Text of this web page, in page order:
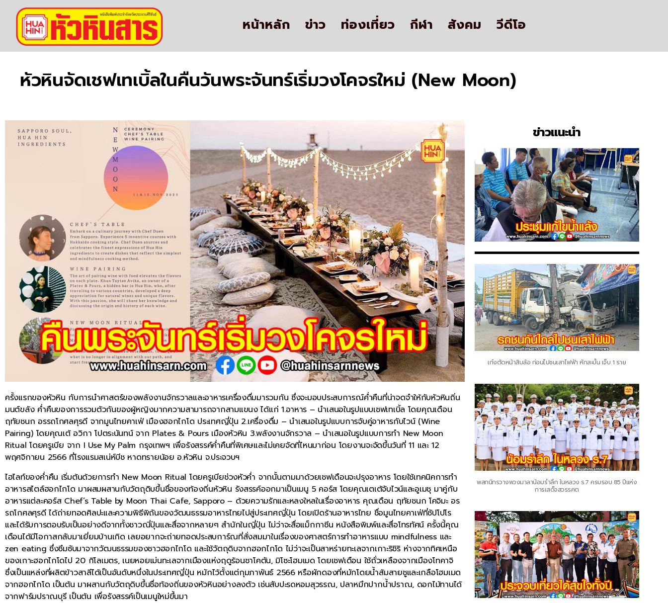
หน้าหลัก ข่าว ท่องเที่ยว กีฬา สังคม วีดีโอ
หัวหินจัดเชฟเทเบิ้ลในคืนวันพระจันทร์เริ่มวงโคจรใหม่ (New Moon)
ครั้งแรกของหัวหิน กับการนำศาสตร์ของพลังงานจักรวาลและอาหารเครื่องดื่มมารวมกัน ซึ่งจะมอบประสบการณ์ค่ำคืนที่น่าจดจำให้กับหัวหินถิ่น
มนต์ขลัง ค่ำคืนของการรวมตัวกันของผู้หญิงมากความสามารถจากสามแขนง ได้แก่ 1.อาหาร – นำเสนอในรูปแบบเชฟเทเบิ้ล โดยคุณเดือน
ฤทัยชนก อรรถโกศลศุรดี จากมูนไทยคาเฟ่ เมืองฮอกไกโด ประเทศญี่ปุ่น 2.เครื่องดื่ม – นำเสนอในรูปแบบการจับคู่อาหารกับไวน์ (Wine
Pairing) โดยคุณเต้ อวิกา โปตระนันทน์ จาก Plates & Pours เมืองหัวหิน 3.พลังงานจักรวาล – นำเสนอในรูปแบบการทำ New Moon
Ritual โดยครูเบีย จาก I Use My Palm กรุงเทพฯ เพื่อรังสรรค์ค่ำคืนที่พิเศษและไม่เคยจัดที่ไหนมาก่อน โดยงานจะจัดขึ้นวันที่ 11 และ 12
พฤศจิกายน 2566 ที่โรงแรมสเน่ห์บีช หาดทรายน้อย อ.หัวหิน จ.ประจวบฯ
ไฮไลท์ของค่ำคืน เริ่มต้นด้วยการทำ New Moon Ritual โดยครูเบียช่วงหัวค่ำ จากนั้นตามมาด้วยเชฟเดือนจะปรุงอาหาร โดยใช้เทคนิคการทำ
อาหารสไตล์ฮอกไกโด มาผสมผสานกับวัตถุดิบขึ้นชื่อของท้องถิ่นหัวหิน รังสรรค์ออกมาเป็นเมนู 5 คอร์ส โดยคุณเตเต้จับไวน์และอูเมชุ มาคู่กับ
อาหารแต่ละคอร์ส Chef’s Table by Moon Thai Cafe, Sapporo – ด้วยความรักและหลงใหลในเรื่องอาหาร คุณเดือน ฤทัยชนก โคจิมะ อร
รถโกศลศุรดี ได้ถ่ายทอดศิลปะและความพิธีพิถันของวัฒนธรรมอาหารไทยไปสู่ประเทศญี่ปุ่น โดยเปิดร้านอาหารไทย ชื่อมูนไทยคาเฟ่ที่ซัปโปโร
และได้รับการตอบรับเป็นอย่างดีจากทั้งชาวณี่ปุ่นและสื่อจากหลายๆ สำนักในญี่ปุ่น ไม่ว่าจะสื่อแม็กกาซีน หนังสือพิมพ์และสื่อโทรทัศน์ ครั้งนี้คุณ
เดือนได้มีโอกาสกลับมาเยี่ยมบ้านเกิด เลยอยากจะถ่ายทอดประสบการ์ณที่สั่งสมมาในเรื่องของศาสตร์การทำอาหารแบบ mindfulness และ
zen eating ซึ่งซึมซับมาจากวัฒนธรรมของชาวฮอกไกโด และใช้วัตถุดิบจากฮอกไกโด ไม่ว่าจะเป็นสาหร่ายทะเลจากเกาะริชิริ ห่างจากทิศเหนือ
ของเกาะฮอกไกโดไป 20 กิโลเมตร, เนยหอยเม่นทะเลจากเมืองแห่งฤดูร้อนชาโคตัน, มิโซะโฮมเมด โดยเชฟเดือน ใช้ถั่วเหลืองจากเมืองโทคาจิ
ซึ่งเป็นแหล่งที่ผลิตข้าวสาลีได้เป็นอันดับหนึ่งในประเทศญี่ปุ่น หมักไว้ตั้งแต่กุมภาพันธ์ 2566 หรือผักดองที่หมักโดยน้ำส้มสายชูและเกลือโฮมเมด
จากฮอกไกโด เป็นต้น มาผสานกับวัตถุดิบขึ้นชื่อท้องถิ่นของหัวหินอย่างลงตัว เช่นสับปะรดหอมสุวรรณ, ปลาหมึกปากน้ำปราณ, ดอกไม้ทานได้
จากฟาร์มปราณบุรี เป็นต้น เพื่อรังสรรค์เป็นเมนูใหม่ขึ้นมา
ข่าวแนะนำ
เก๋งตัดหน้าสิบล้อ ก่อนไปชนเสาไฟฟ้า หักสะบั้น เจ็บ 1 ราย
พสกนิกรวางพวงมาลาน้อมรำลึก ในหลวง ร.7 ครบรอบ 85 ปีแห่ง
การเสด็จสวรรคต